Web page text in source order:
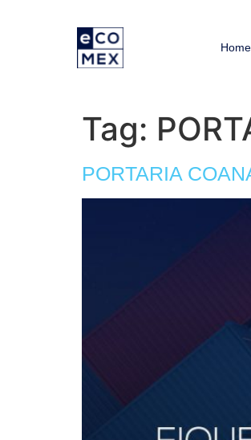
Home
Tag:
PORTARIA